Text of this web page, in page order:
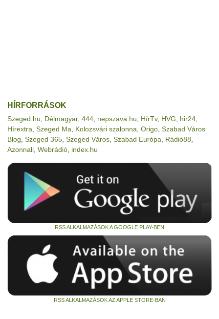
HÍRFORRÁSOK
Szeged.hu Délmagyar, 444 nepszava.hu HírTv, HVG hir24
Hírextra Szeged Ma Kolozsvári szalonna Origo Szabad Város
Blog Szeged 365 Szeged Város Szabad Európa Rádió88
Azonnali Webrádió index.hu
RSS ALKALMAZÁSOK A GOOGLE PLAY-BEN
RSS ALKALMAZÁSOK AZ APPLE STORE-BAN